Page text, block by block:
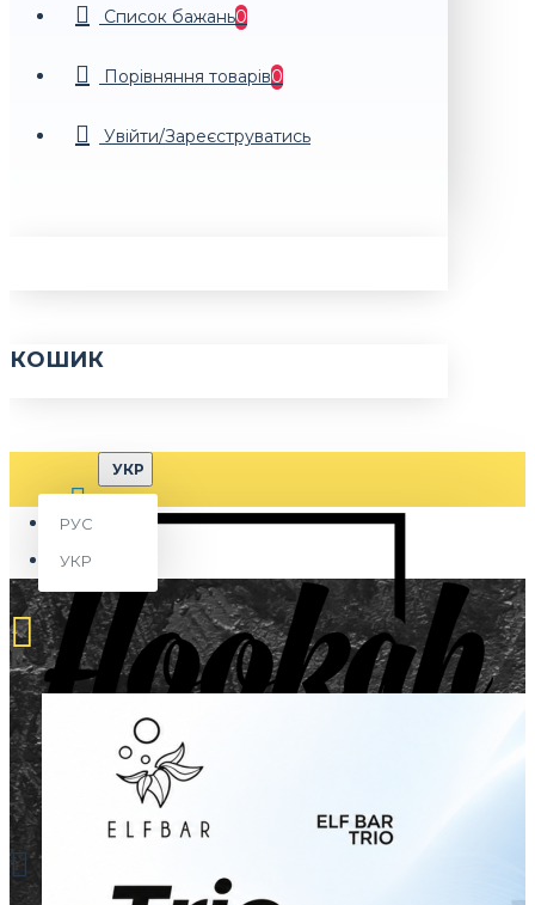
Список бажань0
Порiвняння товарiв0
Увійти/Зареєструватись
КОШИК
УКР
РУС
УКР